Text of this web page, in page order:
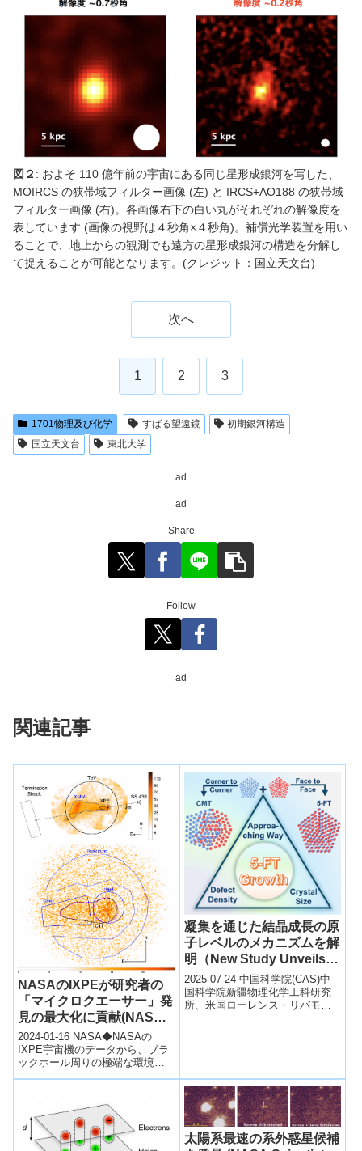
図２ : およそ 110 億年前の宇宙にある同じ星形成銀河を写した、
MOIRCS の狭帯域フィルター画像 (左) と IRCS+AO188 の狭帯域
フィルター画像 (右)。各画像右下の白い丸がそれぞれの解像度を
表しています (画像の視野は４秒角×４秒角)。補償光学装置を用い
ることで、地上からの観測でも遠方の星形成銀河の構造を分解し
て捉えることが可能となります。(クレジット：国立天文台)
次へ
1 2 3
1701物理及び化学 すばる望遠鏡
初期銀河構造
国立天文台
東北大学
ad
ad
Share
Follow
ad
関連記事
NASAのIXPEが研究者の
「マイクロクエーサー」発
見の最大化に貢献(NASA’s
IXPE Helps Researchers
Maximize ‘Microquasar’
Findings)
2024-01-16 NASA◆NASAの
IXPE宇宙機のデータから、ブラ
ックホール周りの極端な環境で
の粒子加速に関する新たな手が
凝集を通じた結晶成長の原
子レベルのメカニズムを解
明（New Study Unveils
Atomic-Level
Mechanisms of Crystal
Growth Through
2025-07-24 中国科学院(CAS)中
国科学院新疆物理化学工科研究
所、米国ローレンス・リバモア
太陽系最速の系外惑星候補